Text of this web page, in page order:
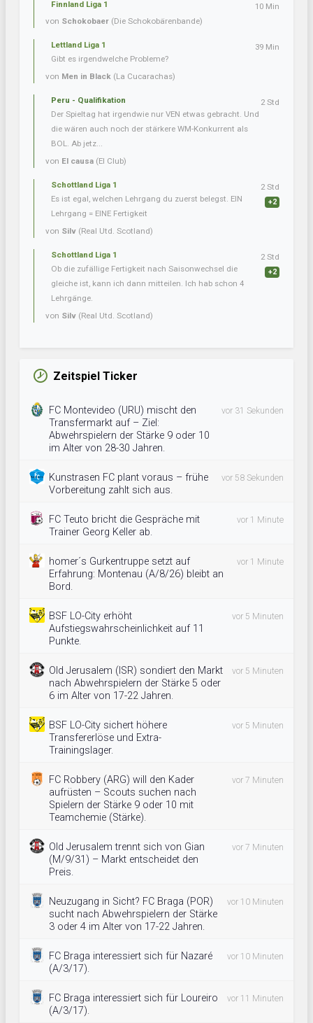
Finnland Liga 1
von Schokobaer (Die Schokobärenbande)
10 Min
Lettland Liga 1
Gibt es irgendwelche Probleme?
von Men in Black (La Cucarachas)
39 Min
Peru - Qualifikation
Der Spieltag hat irgendwie nur VEN etwas gebracht. Und
die wären auch noch der stärkere WM-Konkurrent als
BOL. Ab jetz...
von El causa (El Club)
2 Std
Schottland Liga 1
Es ist egal, welchen Lehrgang du zuerst belegst. EIN
Lehrgang = EINE Fertigkeit
von Silv (Real Utd. Scotland)
2 Std
+2
Schottland Liga 1
Ob die zufällige Fertigkeit nach Saisonwechsel die
gleiche ist, kann ich dann mitteilen. Ich hab schon 4
Lehrgänge.
von Silv (Real Utd. Scotland)
2 Std
+2
Zeitspiel Ticker
FC Montevideo (URU) mischt den
Transfermarkt auf – Ziel:
Abwehrspielern der Stärke 9 oder 10
im Alter von 28-30 Jahren.
vor 31 Sekunden
Kunstrasen FC plant voraus – frühe
Vorbereitung zahlt sich aus.
vor 58 Sekunden
FC Teuto bricht die Gespräche mit
Trainer Georg Keller ab.
vor 1 Minute
homer´s Gurkentruppe setzt auf
Erfahrung: Montenau (A/8/26) bleibt an
Bord.
vor 1 Minute
BSF LO-City erhöht
Aufstiegswahrscheinlichkeit auf 11
Punkte.
vor 5 Minuten
Old Jerusalem (ISR) sondiert den Markt
nach Abwehrspielern der Stärke 5 oder
6 im Alter von 17-22 Jahren.
vor 5 Minuten
BSF LO-City sichert höhere
Transfererlöse und Extra-
Trainingslager.
vor 5 Minuten
FC Robbery (ARG) will den Kader
aufrüsten – Scouts suchen nach
Spielern der Stärke 9 oder 10 mit
Teamchemie (Stärke).
vor 7 Minuten
Old Jerusalem trennt sich von Gian
(M/9/31) – Markt entscheidet den
Preis.
vor 7 Minuten
Neuzugang in Sicht? FC Braga (POR)
sucht nach Abwehrspielern der Stärke
3 oder 4 im Alter von 17-22 Jahren.
vor 10 Minuten
FC Braga interessiert sich für Nazaré
(A/3/17).
vor 10 Minuten
FC Braga interessiert sich für Loureiro
(A/3/17).
vor 11 Minuten